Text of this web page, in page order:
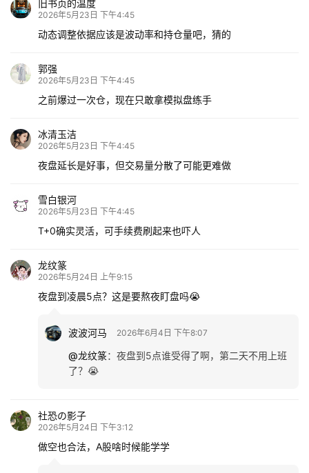
旧书页的温度
2026年5月23日 下午4:45
动态调整依据应该是波动率和持仓量吧，猜的
郭强
2026年5月23日 下午4:45
之前爆过一次仓，现在只敢拿模拟盘练手
冰清玉洁
2026年5月23日 下午4:45
夜盘延长是好事，但交易量分散了可能更难做
雪白银河
2026年5月23日 下午4:45
T+0确实灵活，可手续费刷起来也吓人
龙纹篆
2026年5月24日 上午9:15
夜盘到凌晨5点？这是要熬夜盯盘吗😭
波波河马 2026年6月4日 下午8:07
@龙纹篆： 夜盘到5点谁受得了啊，第二天不用上班
了？😭
社恐の影子
2026年5月24日 下午3:12
做空也合法，A股啥时候能学学